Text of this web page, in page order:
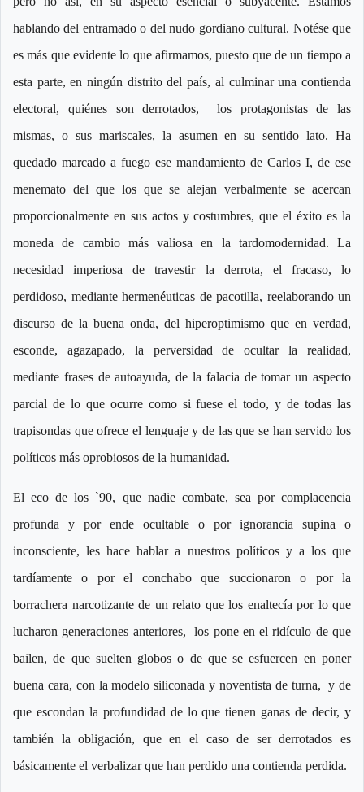
hablando del entramado o del nudo gordiano cultural. Notése que
es más que evidente lo que afirmamos, puesto que de un tiempo a
esta parte, en ningún distrito del país, al culminar una contienda
electoral, quiénes son derrotados, los protagonistas de las
mismas, o sus mariscales, la asumen en su sentido lato. Ha
quedado marcado a fuego ese mandamiento de Carlos I, de ese
menemato del que los que se alejan verbalmente se acercan
proporcionalmente en sus actos y costumbres, que el éxito es la
moneda de cambio más valiosa en la tardomodernidad. La
necesidad imperiosa de travestir la derrota, el fracaso, lo
perdidoso, mediante hermenéuticas de pacotilla, reelaborando un
discurso de la buena onda, del hiperoptimismo que en verdad,
esconde, agazapado, la perversidad de ocultar la realidad,
mediante frases de autoayuda, de la falacia de tomar un aspecto
parcial de lo que ocurre como si fuese el todo, y de todas las
trapisondas que ofrece el lenguaje y de las que se han servido los
políticos más oprobiosos de la humanidad.
El eco de los `90, que nadie combate, sea por complacencia
profunda y por ende ocultable o por ignorancia supina o
inconsciente, les hace hablar a nuestros políticos y a los que
tardíamente o por el conchabo que succionaron o por la
borrachera narcotizante de un relato que los enaltecía por lo que
lucharon generaciones anteriores, los pone en el ridículo de que
bailen, de que suelten globos o de que se esfuercen en poner
buena cara, con la modelo siliconada y noventista de turna, y de
que escondan la profundidad de lo que tienen ganas de decir, y
también la obligación, que en el caso de ser derrotados es
básicamente el verbalizar que han perdido una contienda perdida.